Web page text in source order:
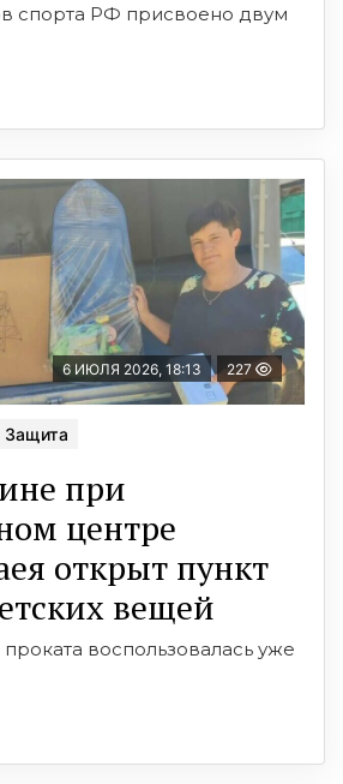
спорта РФ присвоено двум
6 ИЮЛЯ 2026, 18:13 227
Защита
при
центре
открыт пункт
вещей
проката воспользовалась уже